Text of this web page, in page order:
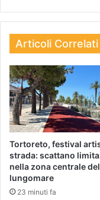
Articoli Correlati
Tortoreto, festival
strada: scattano
nella zona centrale del
lungomare
23 minuti fa